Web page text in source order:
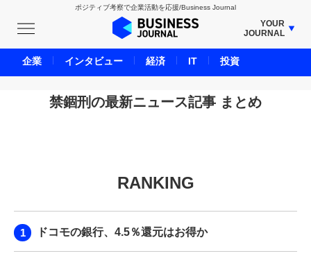
ポジティブ考察で企業活動を応援/Business Journal
YOUR
JOURNAL
BUSINESS JOURNAL
UNICORN JOURNAL
CARBON CREDITS JOURNAL
LIFE ENDING JOURNAL
禁錮刑の最新ニュース記事 まとめ
RANKING
ドコモの銀行、4.5％還元はお得か
企業 インタビュー 経済 IT 投資